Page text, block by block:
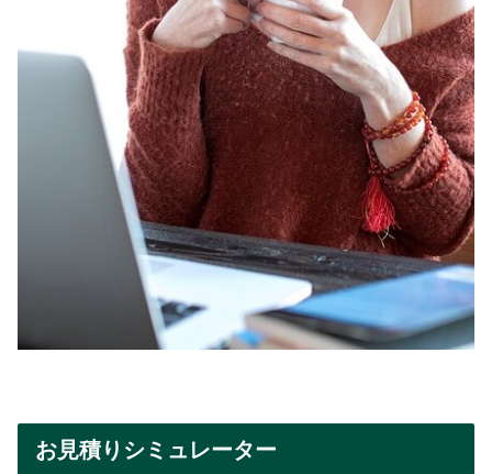
お見積りシミュレーター